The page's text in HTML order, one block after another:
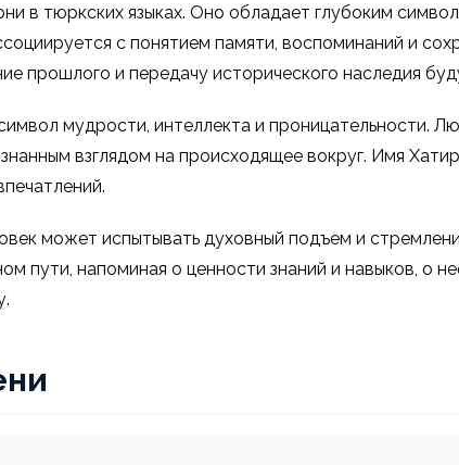
в тюркских языках. Оно обладает глубоким
с понятием памяти, воспоминаний и
прошлого и передачу исторического наследия
мудрости, интеллекта и проницательности.
взглядом на происходящее вокруг. Имя
может испытывать духовный подъем и
пути, напоминая о ценности знаний и навыков, о